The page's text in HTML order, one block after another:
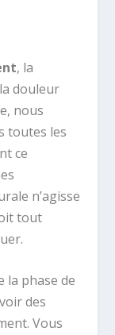
, la
douleur
nous
toutes les
ce
n’agisse
tout
la phase de
des
Vous